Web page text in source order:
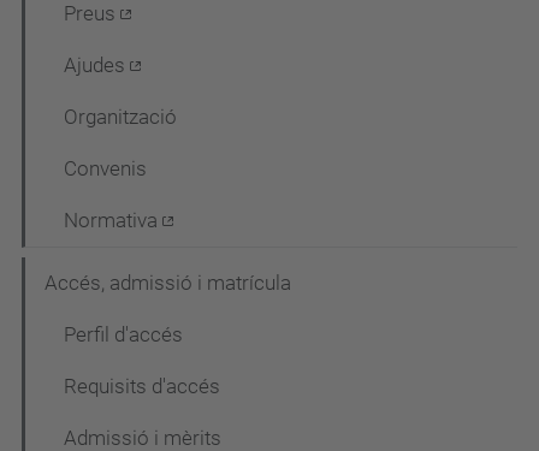
Preus
Ajudes
Organització
Convenis
Normativa
Accés, admissió i matrícula
Perfil d'accés
Requisits d'accés
Admissió i mèrits